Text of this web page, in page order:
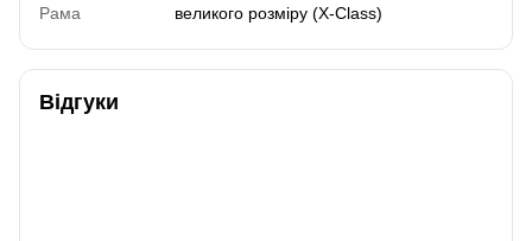
Рама
великого розміру (X-Class)
Відгуки